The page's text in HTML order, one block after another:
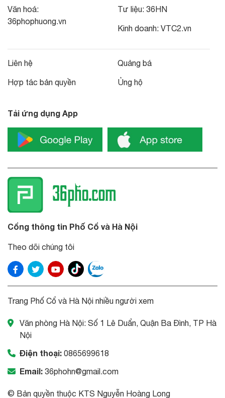
Văn hoá:
36phophuong.vn
Tư liệu: 36HN
Kinh doanh: VTC2.vn
Liên hệ
Hợp tác bản quyền
Quảng bá
Ủng hộ
Tải ứng dụng App
Cổng thông tin Phố Cổ và Hà Nội
Theo dõi chúng tôi
Trang Phố Cổ và Hà Nội nhiều người xem
Văn phòng Hà Nội: Số 1 Lê Duẩn, Quận Ba Đình, TP Hà
Nội
Điện thoại: 0865699618
Email: 36phohn@gmail.com
© Bản quyền thuộc KTS Nguyễn Hoàng Long